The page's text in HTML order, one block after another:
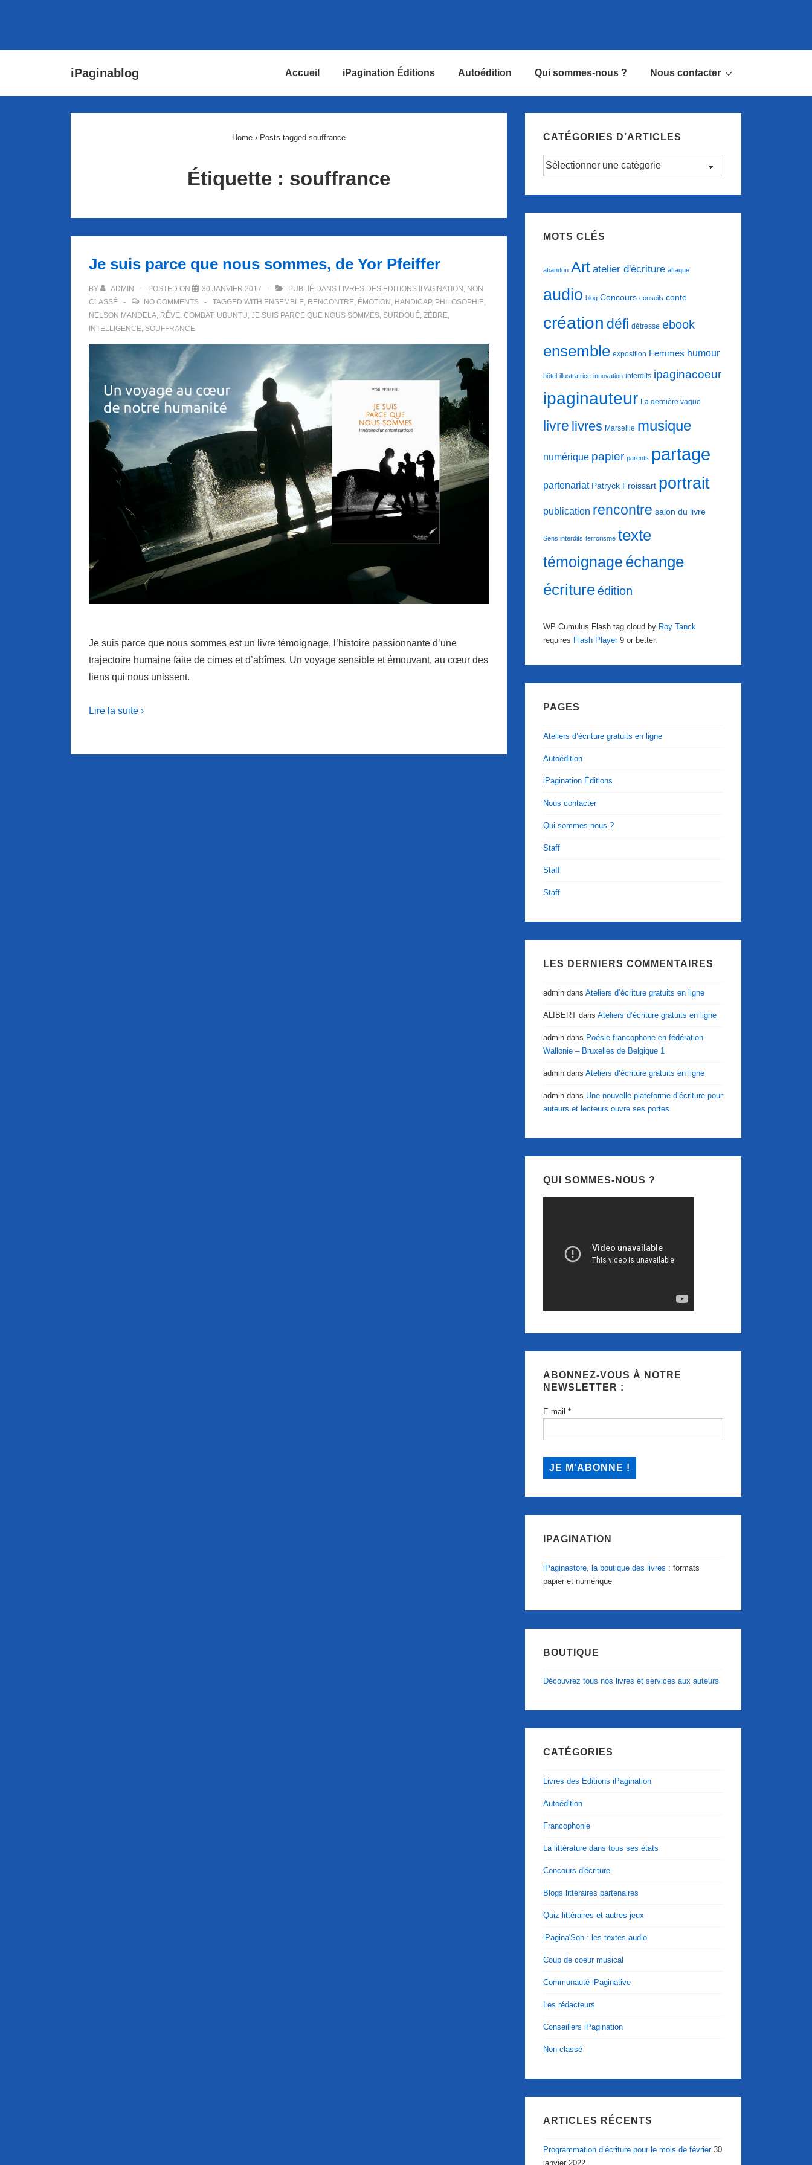
iPaginablog Accueil iPagination Éditions Autoédition Qui sommes-nous ? Nous contacter
Home › Posts tagged souffrance
Étiquette : souffrance
Je suis parce que nous sommes, de Yor Pfeiffer
BY ADMIN POSTED ON 30 JANVIER 2017 PUBLIÉ DANS LIVRES DES EDITIONS IPAGINATION , NON
CLASSÉ
NO COMMENTS TAGGED WITH ENSEMBLE, RENCONTRE, ÉMOTION , HANDICAP, PHILOSOPHIE,
NELSON MANDELA, RÊVE, COMBAT, UBUNTU, JE SUIS PARCE QUE NOUS SOMMES, SURDOUÉ, ZÈBRE,
INTELLIGENCE, SOUFFRANCE
Je suis parce que nous sommes est un livre témoignage, l’histoire passionnante d’une
trajectoire humaine faite de cimes et d’abîmes. Un voyage sensible et émouvant, au cœur des
liens qui nous unissent.
Lire la suite ›
CATÉGORIES D’ARTICLES
Catégories
MOTS CLÉS
abandon Art atelier d'écriture attaque
audio blog Concours conseils conte
création défi détresse ebook
ensemble exposition Femmes humour
hôtel illustratrice innovation interdits ipaginacoeur
ipaginauteur La dernière vague
livre livres Marseille musique
numérique papier parents partage
partenariat Patryck Froissart portrait
publication rencontre salon du livre
Sens interdits terrorisme texte
témoignage échange
écritureédition
WP Cumulus Flash tag cloud by Roy Tanck
requires Flash Player9 or better.
PAGES
Ateliers d’écriture gratuits en ligne
Autoédition
iPagination Éditions
Nous contacter
Qui sommes-nous ?
Staff
Staff
Staff
LES DERNIERS COMMENTAIRES
admin dansAteliers d’écriture gratuits en ligne
ALIBERT dansAteliers d’écriture gratuits en ligne
admin dans Poésie francophone en fédération
Wallonie – Bruxelles de Belgique 1
admin dansAteliers d’écriture gratuits en ligne
admin dans Une nouvelle plateforme d’écriture pour
auteurs et lecteurs ouvre ses portes
QUI SOMMES-NOUS ?
ABONNEZ-VOUS À NOTRE
NEWSLETTER :
E-mail*
IPAGINATION
iPaginastore, la boutique des livres : formats
papier et numérique
BOUTIQUE
Découvrez tous nos livres et services aux auteurs
CATÉGORIES
Livres des Editions iPagination
Autoédition
Francophonie
La littérature dans tous ses états
Concours d'écriture
Blogs littéraires partenaires
Quiz littéraires et autres jeux
iPagina'Son : les textes audio
Coup de coeur musical
Communauté iPaginative
Les rédacteurs
Conseillers iPagination
Non classé
ARTICLES RÉCENTS
Programmation d’écriture pour le mois de février 30
janvier 2022